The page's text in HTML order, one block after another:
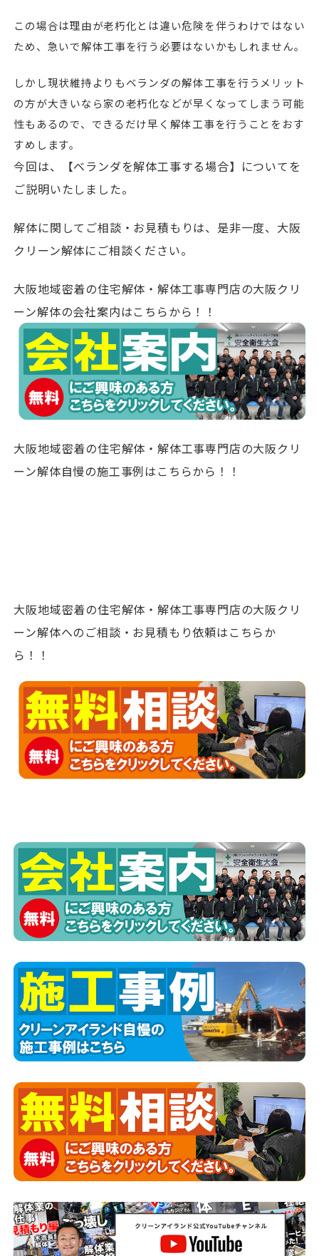
この場合は理由が老朽化とは違い危険を伴うわけではない
ため、急いで解体工事を行う必要はないかもしれません。
しかし現状維持よりもベランダの解体工事を行うメリット
の方が大きいなら家の老朽化などが早くなってしまう可能
性もあるので、できるだけ早く解体工事を行うことをおす
すめします。
今回は、【ベランダを解体工事する場合】についてを
ご説明いたしました。
解体に関してご相談・お見積もりは、是非一度、大阪
クリーン解体にご相談ください。
大阪地域密着の住宅解体・解体工事専門店の大阪クリ
ーン解体の会社案内はこちらから！！
大阪地域密着の住宅解体・解体工事専門店の大阪クリ
ーン解体自慢の施工事例はこちらから！！
大阪地域密着の住宅解体・解体工事専門店の大阪クリ
ーン解体へのご相談・お見積もり依頼はこちらか
ら！！